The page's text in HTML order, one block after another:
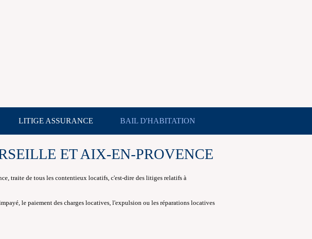
LITIGE ASSURANCE BAIL D'HABITATION
ET AIX-EN-PROVENCE
traite de tous les contentieux locatifs, c'est-dire des litiges relatifs à
le paiement des charges locatives, l'expulsion ou les réparations locatives